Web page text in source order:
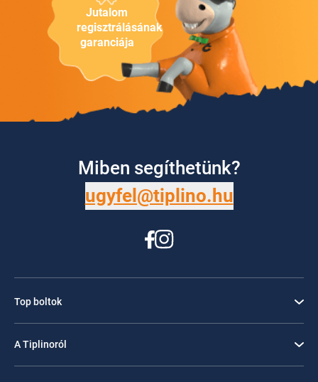
Jutalom
regisztrálásának
garanciája
Miben segíthetünk?
ugyfel@tiplino.hu
Top boltok
A Tiplinoról